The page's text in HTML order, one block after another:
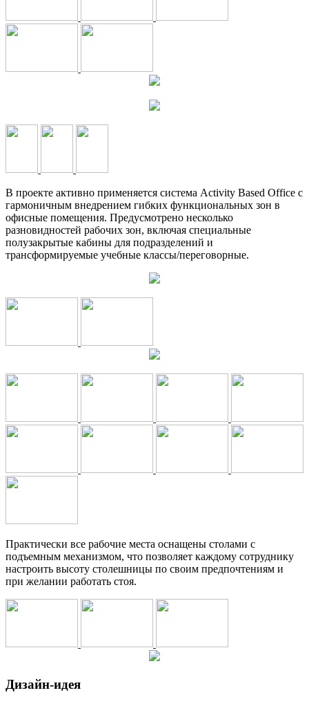
В проекте активно применяется система Activity Based Office с
гармоничным внедрением гибких функциональных зон в
офисные помещения. Предусмотрено несколько
разновидностей рабочих зон, включая специальные
полузакрытые кабины для подразделений и
трансформируемые учебные классы/переговорные.
Практически все рабочие места оснащены столами с
подъемным механизмом, что позволяет каждому сотруднику
настроить высоту столешницы по своим предпочтениям и
при желании работать стоя.
Дизайн-идея